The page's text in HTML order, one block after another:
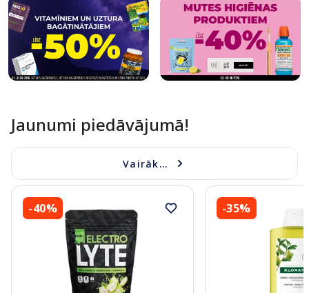
Jaunumi piedāvājumā!
Vairāk...
-40% -35%